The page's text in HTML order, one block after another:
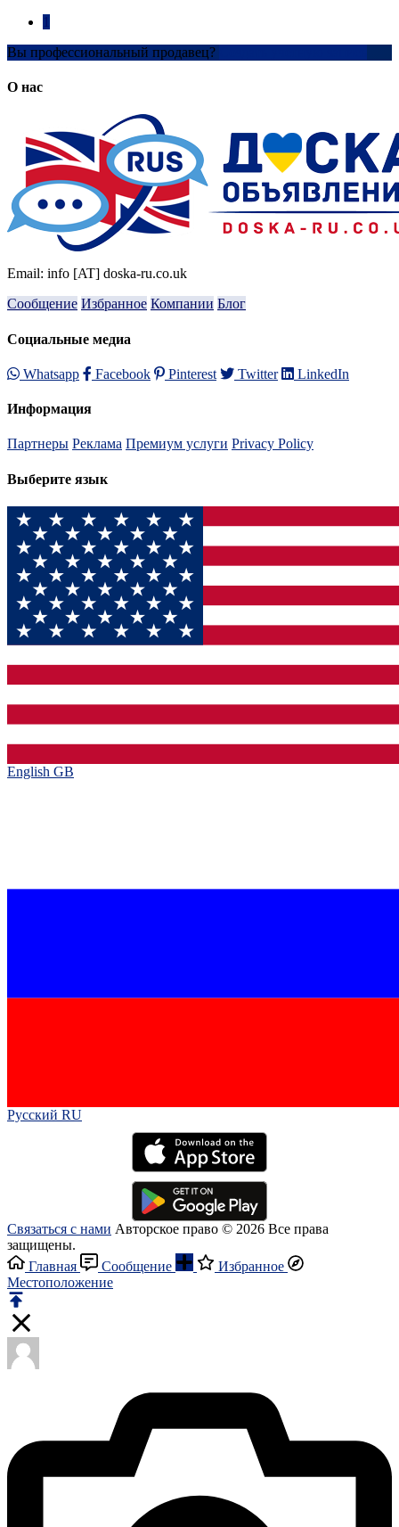
Вы профессиональный продавец?
О нас
Email: info [AT] doska-ru.co.uk
Сообщение Избранное Компании Блог
Социальные медиа
Whatsapp Facebook Pinterest Twitter LinkedIn
Информация
Партнеры Реклама Премиум услуги Privacy Policy
Выберите язык
English GB‎
Русский RU‎
Связаться с нами Авторское право © 2026 Все права
защищены.
Главная
Сообщение
Избранное
Местоположение